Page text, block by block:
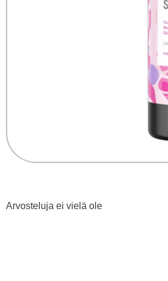
Arvosteluja ei vielä ole